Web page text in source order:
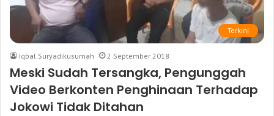
Terkini
Iqbal Suryadikusumah 2 September 2018
Meski Sudah Tersangka, Pengunggah
Video Berkonten Penghinaan Terhadap
Jokowi Tidak Ditahan